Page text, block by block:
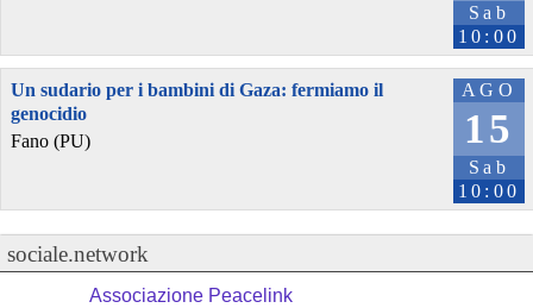
Sab
10:00
AGO
15
Sab
10:00
Un sudario per i bambini di Gaza: fermiamo il
genocidio
Fano (PU)
sociale.network
Associazione Peacelink